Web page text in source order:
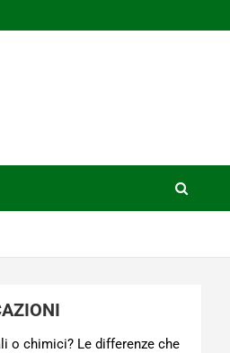
o chimici? Le differenze che